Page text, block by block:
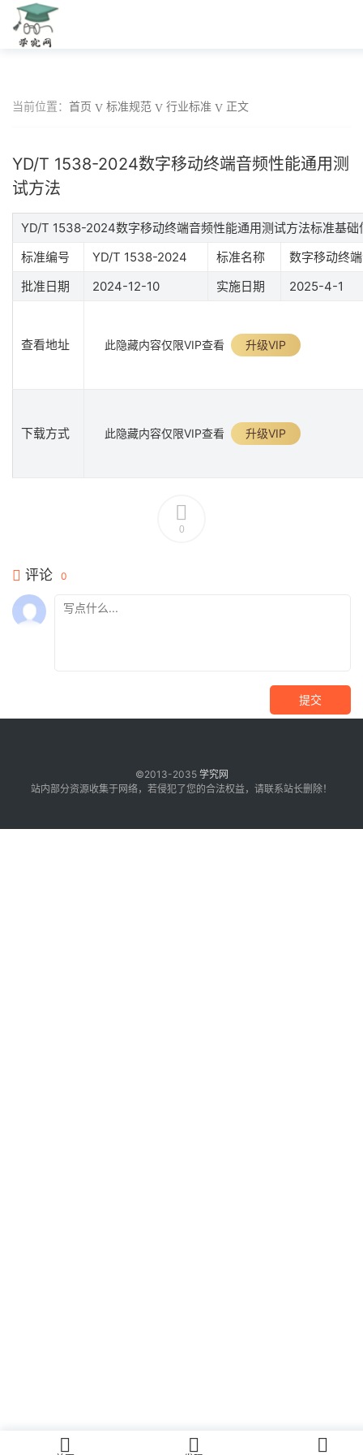
当前位置： 首页 标准规范 行业标准 正文
YD/T 1538-2024数字移动终端音频性能通用测
试方法
YD/T 1538-2024数字移动终端音频性能通用测试方法标准基础
标准编号
YD/T 1538-2024 标准名称
数字移动终
批准日期
2024-12-10 实施日期 2025-4-1
查看地址 此隐藏内容仅限VIP查看 升级VIP
下载方式 此隐藏内容仅限VIP查看 升级VIP
0
评论 0
提交
©2013-2035 学究网
站内部分资源收集于网络，若侵犯了您的合法权益，请联系站长删除！